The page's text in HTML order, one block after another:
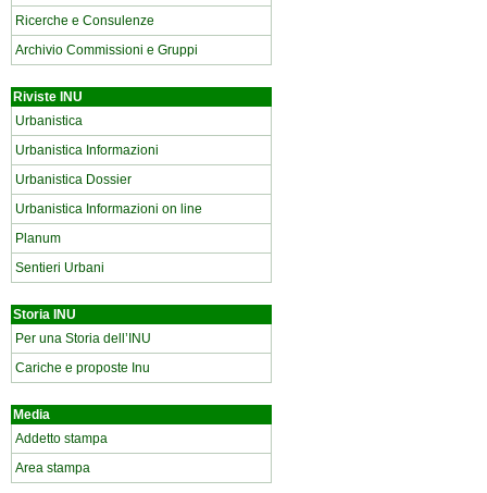
Ricerche e Consulenze
Archivio Commissioni e Gruppi
Riviste INU
Urbanistica
Urbanistica Informazioni
Urbanistica Dossier
Urbanistica Informazioni on line
Planum
Sentieri Urbani
Storia INU
Per una Storia dell’INU
Cariche e proposte Inu
Media
Addetto stampa
Area stampa